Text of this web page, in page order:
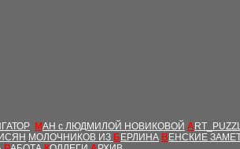
МАН с ЛЮДМИЛОЙ НОВИКОВОЙ A
МОЛОЧНИКОВ ИЗ БЕРЛИНА В ЕНСКИЕ